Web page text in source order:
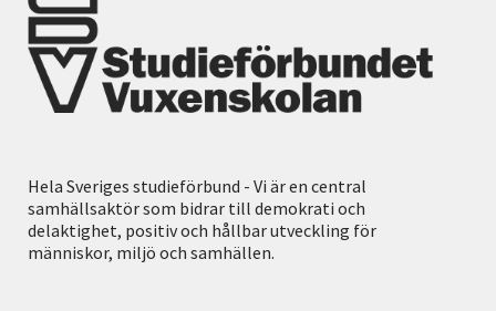
Hela Sveriges studieförbund - Vi är en central
samhällsaktör som bidrar till demokrati och
delaktighet, positiv och hållbar utveckling för
människor, miljö och samhällen.